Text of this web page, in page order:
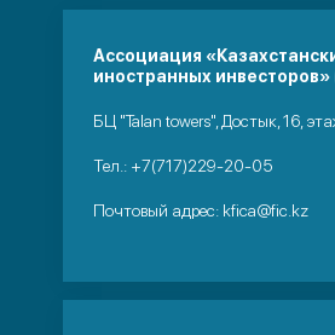
Ассоциация
иностранных
БЦ "Talan towers", Достык, 16,
Тел.: +7(717)229-20-05
Почтовый адрес: kfica@fic.kz